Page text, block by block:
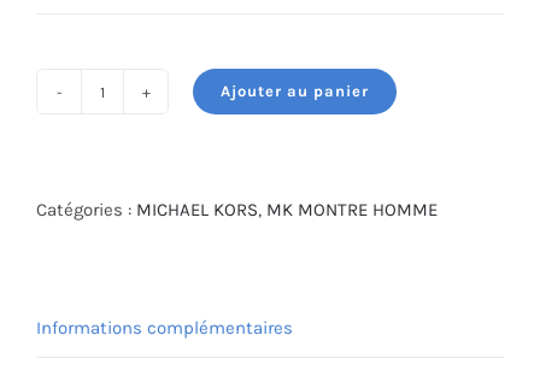
KORS
Ajouter au panier
Catégories : MICHAEL KORS, MK MONTRE HOMME
Informations complémentaires